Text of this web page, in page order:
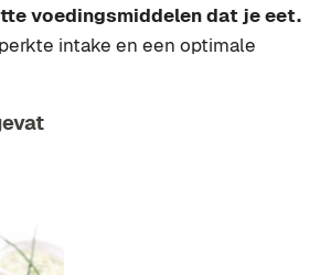
voedingsmiddelen dat je eet.
intake en een optimale